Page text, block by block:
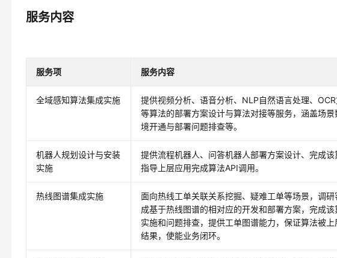
服务内容
服务项 服务内容
全域感知算法集成实施
提供视频分析、语音分析、NLP自然语言处理、
等算法的部署方案设计与算法对接等服务，涵盖场
境开通与部署问题排查等。
机器人规划设计与安装
实施
提供流程机器人、问答机器人部署方案设计、完成
指导上层应用完成算法API调用。
热线图谱集成实施
面向热线工单关联关系挖掘、疑难工单等场景，调
成基于热线图谱的相对应的开发和部署方案，完成
实施和问题排查，提供工单图谱能力，保证算法被
结果，使能业务闭环。